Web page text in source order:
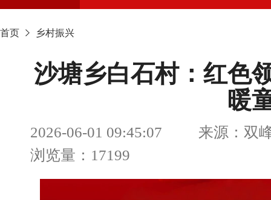
首页 乡村振兴
沙塘乡白石村：红色
暖
2026-06-01 09:45:07 来源：双
浏览量：17199